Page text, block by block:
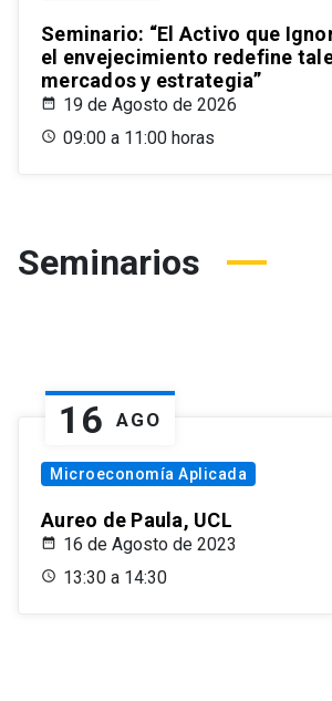
Seminario: “El Activo que
el envejecimiento redefine
mercados y estrategia”
19 de Agosto de 2026
09:00 a 11:00 horas
Seminarios
16 AGO
Microeconomía Aplicada
Aureo de Paula, UCL
16 de Agosto de 2023
13:30 a 14:30